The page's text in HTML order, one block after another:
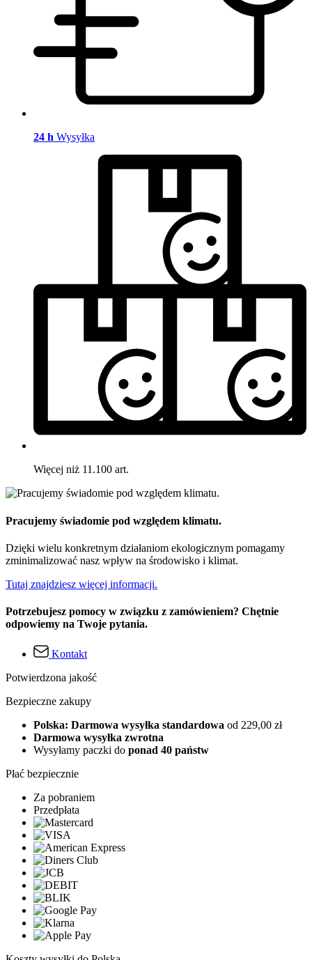
24 h Wysyłka
Więcej niż 11.100 art.
Pracujemy świadomie pod względem klimatu.
Dzięki wielu konkretnym działaniom ekologicznym pomagamy
zminimalizować nasz wpływ na środowisko i klimat.
Tutaj znajdziesz więcej informacji.
Potrzebujesz pomocy w związku z zamówieniem? Chętnie
odpowiemy na Twoje pytania.
Kontakt
Potwierdzona jakość
Bezpieczne zakupy
Polska: Darmowa wysyłka standardowa od 229,00 zł
Darmowa wysyłka zwrotna
Wysyłamy paczki do ponad 40 państw
Płać bezpiecznie
Za pobraniem
Przedpłata